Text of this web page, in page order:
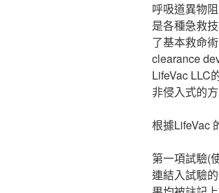
呼吸道異物
是各種急救
了基本救命
clearance
LifeVac LLC
非侵入式的方
根據LifeVac
第一項試驗(
連結入試驗